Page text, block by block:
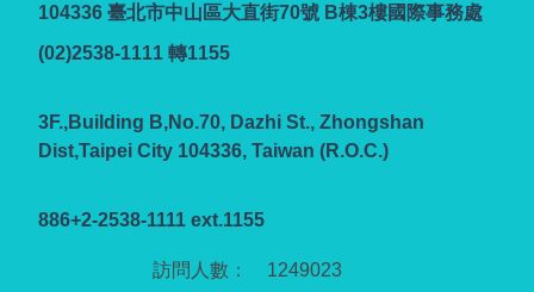
1249023
104336 臺北市中山區大直街70號 B棟3樓國際事務處
(02)2538-1111 轉1155
3F.,Building B,No.70, Dazhi St., Zhongshan
Dist,Taipei City 104336, Taiwan (R.O.C.)
886+2-2538-1111 ext.1155